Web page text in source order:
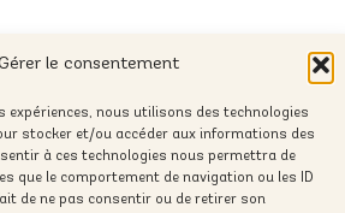
le consentement
expériences, nous utilisons des technologies
stocker et/ou accéder aux informations des
à ces technologies nous permettra de
que le comportement de navigation ou les ID
de ne pas consentir ou de retirer son